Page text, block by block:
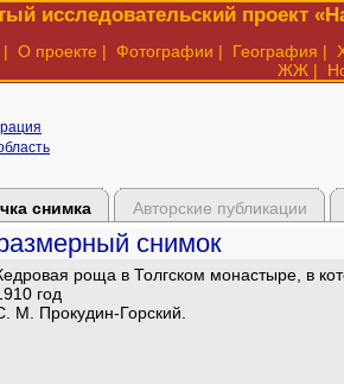
исследовательский проект
| О проекте | Фотографии | География |
ЖЖ |
снимка Авторские публикации
снимок
роща в Толгском монастыре, в
год
М. Прокудин-Горский.